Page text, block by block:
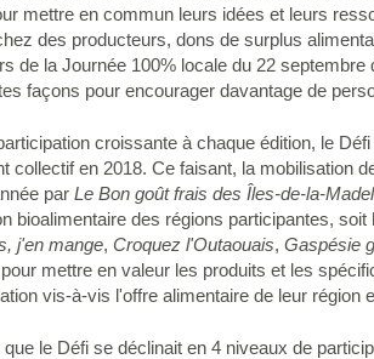
mettre en commun leurs idées et leurs
des producteurs, dons de surplus
de la Journée 100% locale du 22
façons pour encourager davantage de
croissante à chaque édition, le
collectif en 2018. Ce faisant, la mobilisation
par Le Bon goût frais des Îles-de-la-
bioalimentaire des régions participantes, soit
j'en mange, Croquez l'Outaouais, Gaspésie
mettre en valeur les produits et les
vis-à-vis l'offre alimentaire de leur
que le Défi se déclinait en 4 niveaux de